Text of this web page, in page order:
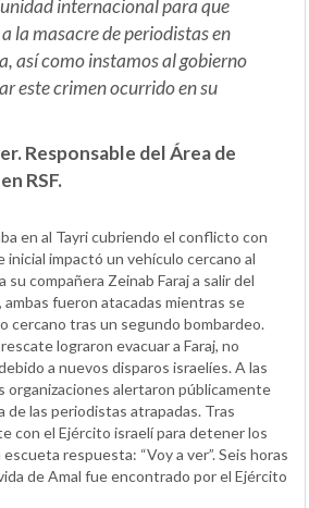
internacional para que
la masacre de periodistas en
así como instamos al gobierno
este crimen ocurrido en su
Responsable del Área de
RSF.
en al Tayri cubriendo el conflicto con
inicial impactó un vehículo cercano al
su compañera Zeinab Faraj a salir del
fueron atacadas mientras se
cercano tras un segundo bombardeo.
lograron evacuar a Faraj, no
a nuevos disparos israelíes. A las
organizaciones alertaron públicamente
de las periodistas atrapadas. Tras
con el Ejército israelí para detener los
respuesta: “Voy a ver”. Seis horas
de Amal fue encontrado por el Ejército